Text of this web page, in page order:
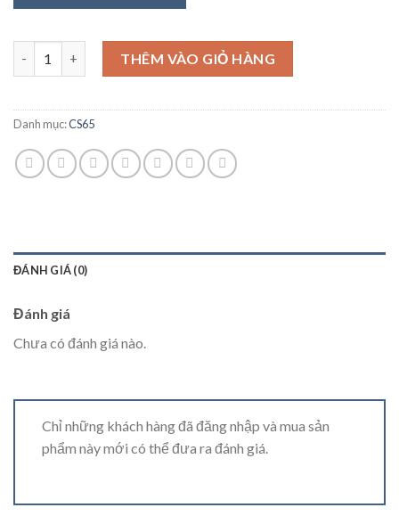
THÊM VÀO GIỎ HÀNG
Danh mục:CS65
ĐÁNH GIÁ (0)
Đánh giá
Chưa có đánh giá nào.
Chỉ những khách hàng đã đăng nhập và mua sản
phẩm này mới có thể đưa ra đánh giá.